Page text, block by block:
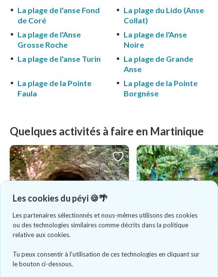
Les cookies du péyi 🍪🌴
Les partenaires sélectionnés et nous-mêmes utilisons des cookies
ou des technologies similaires comme décrits dans la politique
relative aux cookies.
Tu peux consentir à l'utilisation de ces technologies en cliquant sur
le bouton ci-dessous.
La plage de l'anse Fond
de Coré
La plage du Lido (Anse
Collat)
La plage de l'Anse
Grosse Roche
La plage de l'Anse
Noire
La plage de l'anse Turin
La plage de Grande
Anse
La plage de la Pointe
Faula
La plage de la Pointe
Borgnèse
Quelques activités à faire en Martinique
5.0 (2) EXCURSION EN NATURE
d'Anse Couleuvre à Grand
Rivière
dans le Nord